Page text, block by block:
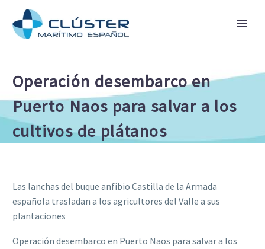
Operación desembarco en
Puerto Naos para salvar a los
cultivos de plátanos
Las lanchas del buque anfibio Castilla de la Armada
española trasladan a los agricultores del Valle a sus
plantaciones
Operación desembarco en Puerto Naos para salvar a los